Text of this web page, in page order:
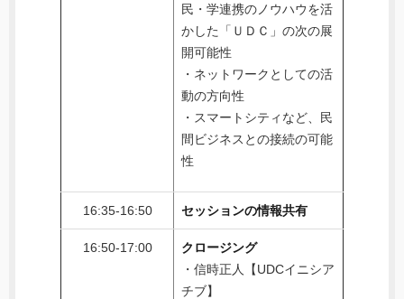
民・学連携のノウハウを活
かした「ＵＤＣ」の次の展
開可能性
・ネットワークとしての活
動の方向性
・スマートシティなど、民
間ビジネスとの接続の可能
性
16:35-16:50 セッションの情報共有
16:50-17:00
クロージング
・信時正人【UDCイニシア
チブ】